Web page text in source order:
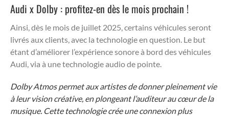
Audi x Dolby : profitez-en dès le mois prochain !
Ainsi, dès le mois de juillet 2025, certains véhicules seront
livrés aux clients, avec la technologie en question. Le but
étant d’améliorer l’expérience sonore à bord des véhicules
Audi, via à une technologie audio de pointe.
Dolby Atmos permet aux artistes de donner pleinement vie
à leur vision créative, en plongeant l’auditeur au cœur de la
musique. Cette technologie crée une connexion plus